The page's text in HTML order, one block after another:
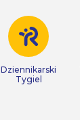
Dziennikarski
Tygiel